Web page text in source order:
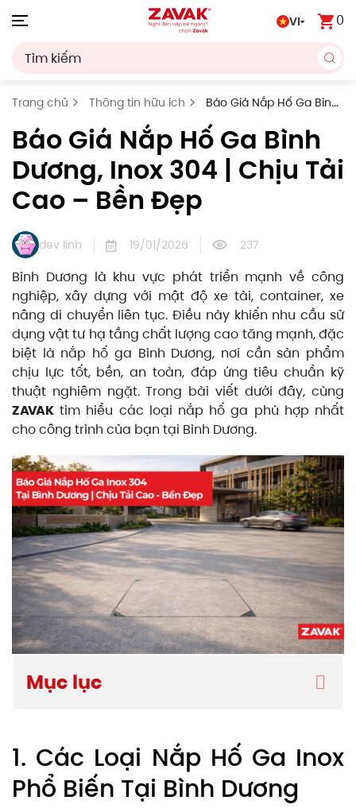
VI 0
Trang chủ Thông tin hữu ích
Báo Giá Nắp Hố Ga Bình
Dương, Inox 304 | Chịu Tải Cao – Bền Đẹp
Báo Giá Nắp Hố Ga Bình
Dương, Inox 304 | Chịu Tải
Cao – Bền Đẹp
dev linh 19/01/2026 237
Bình Dương là khu vực phát triển mạnh về công
nghiệp, xây dựng với mật độ xe tải, container, xe
nâng di chuyển liên tục. Điều này khiến nhu cầu sử
dụng vật tư hạ tầng chất lượng cao tăng mạnh, đặc
biệt là nắp hố ga Bình Dương, nơi cần sản phẩm
chịu lực tốt, bền, an toàn, đáp ứng tiêu chuẩn kỹ
thuật nghiêm ngặt. Trong bài viết dưới đây, cùng
ZAVAK tìm hiểu các loại nắp hố ga phù hợp nhất
cho công trình của bạn tại Bình Dương.
Mục lục
1. Các Loại Nắp Hố Ga Inox
Phổ Biến Tại Bình Dương